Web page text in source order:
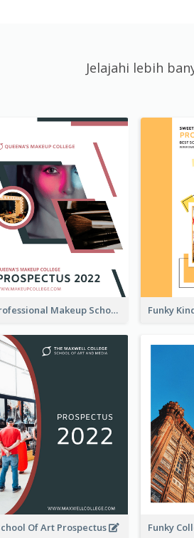
Jelajahi lebih
Professional Makeup School Prospectus
Of Art Prospectus Funky